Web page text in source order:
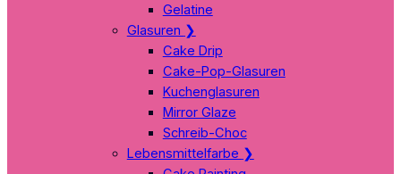
Gelatine
Glasuren ❯
Cake Drip
Cake-Pop-Glasuren
Kuchenglasuren
Mirror Glaze
Schreib-Choc
Lebensmittelfarbe ❯